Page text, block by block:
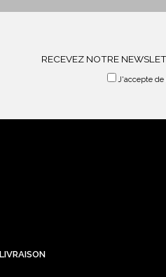
RECEVEZ NOTRE
J'accepte